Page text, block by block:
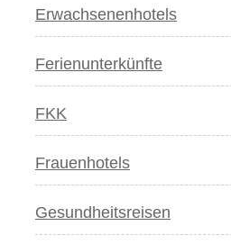
Erwachsenenhotels
Ferienunterkünfte
FKK
Frauenhotels
Gesundheitsreisen